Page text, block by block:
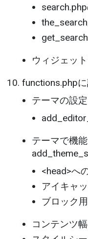
ウィジェッ
functions.php
テーマの設定
テーマで機
<head>へ
アイキャ
ブロック
コンテンツ